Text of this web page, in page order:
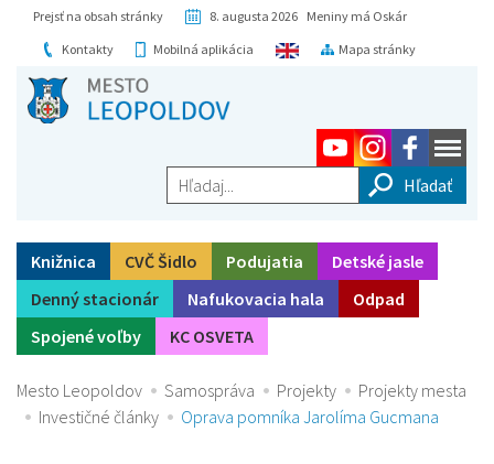
Prejsť na obsah stránky
8. augusta 2026 Meniny má Oskár
Kontakty
Mobilná aplikácia Mapa stránky
Hľadaj...
Knižnica CVČ Šidlo Podujatia
Detské jasle
Denný stacionár
Nafukovacia hala
Odpad
Spojené voľby
KC OSVETA
Mesto Leopoldov Samospráva Projekty
Projekty mesta
Investičné články
Oprava pomníka Jarolíma Gucmana